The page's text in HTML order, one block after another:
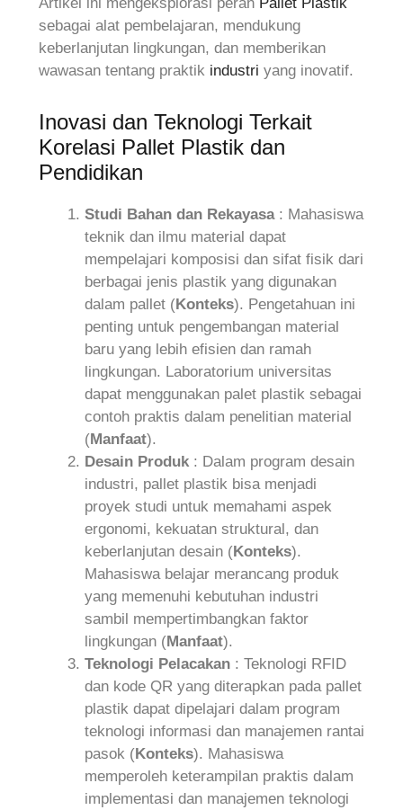
Artikel ini mengeksplorasi peran Pallet Plastik
sebagai alat pembelajaran, mendukung
keberlanjutan lingkungan, dan memberikan
wawasan tentang praktik industri yang inovatif.
Inovasi dan Teknologi Terkait
Korelasi Pallet Plastik dan
Pendidikan
Studi Bahan dan Rekayasa: Mahasiswa
teknik dan ilmu material dapat
mempelajari komposisi dan sifat fisik dari
berbagai jenis plastik yang digunakan
dalam pallet (Konteks). Pengetahuan ini
penting untuk pengembangan material
baru yang lebih efisien dan ramah
lingkungan. Laboratorium universitas
dapat menggunakan palet plastik sebagai
contoh praktis dalam penelitian material
(Manfaat).
Desain Produk : Dalam program desain
industri, pallet plastik bisa menjadi
proyek studi untuk memahami aspek
ergonomi, kekuatan struktural, dan
keberlanjutan desain (Konteks).
Mahasiswa belajar merancang produk
yang memenuhi kebutuhan industri
sambil mempertimbangkan faktor
lingkungan (Manfaat).
Teknologi Pelacakan : Teknologi RFID
dan kode QR yang diterapkan pada pallet
plastik dapat dipelajari dalam program
teknologi informasi dan manajemen rantai
pasok (Konteks). Mahasiswa
memperoleh keterampilan praktis dalam
implementasi dan manajemen teknologi